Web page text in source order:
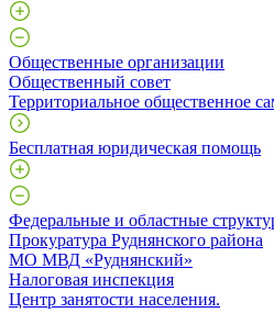
Общественные организации
Общественный совет
Территориальное общественное
Бесплатная юридическая помощь
Федеральные и областные
Прокуратура Руднянского района
МО МВД «Руднянский»
Налоговая инспекция
Центр занятости населения.